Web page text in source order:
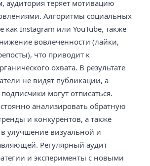
аудитория теряет мотивацию
Алгоритмы социальных
как Instagram или YouTube, также
вовлеченности (лайки,
что приводит к
охвата. В результате
не видят публикации, а
могут отписаться.
анализировать обратную
и конкурентов, а также
улучшение визуальной и
Регулярный аудит
и эксперименты с новыми